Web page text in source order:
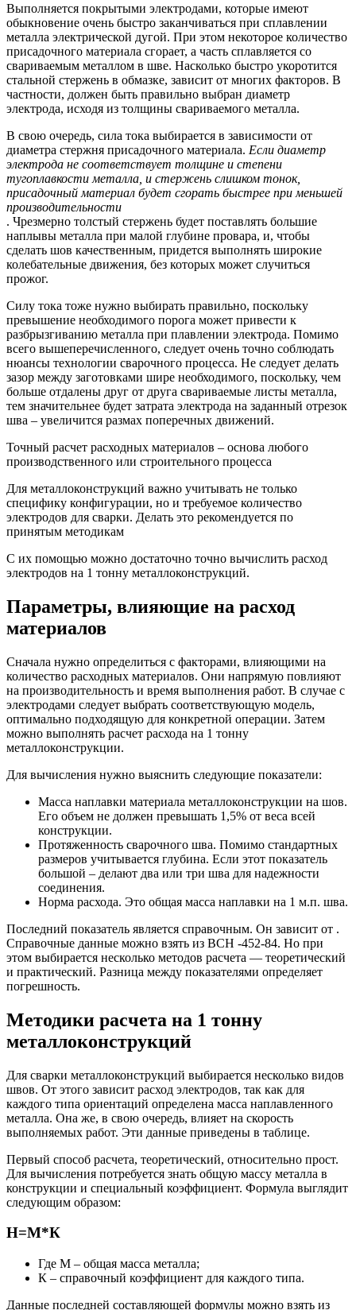
Выполняется покрытыми электродами, которые имеют
обыкновение очень быстро заканчиваться при сплавлении
металла электрической дугой. При этом некоторое количество
присадочного материала сгорает, а часть сплавляется со
свариваемым металлом в шве. Насколько быстро укоротится
стальной стержень в обмазке, зависит от многих факторов. В
частности, должен быть правильно выбран диаметр
электрода, исходя из толщины свариваемого металла.
В свою очередь, сила тока выбирается в зависимости от
диаметра стержня присадочного материала. Если диаметр
электрода не соответствует толщине и степени
тугоплавкости металла, и стержень слишком тонок,
присадочный материал будет сгорать быстрее при меньшей
производительности
. Чрезмерно толстый стержень будет поставлять большие
наплывы металла при малой глубине провара, и, чтобы
сделать шов качественным, придется выполнять широкие
колебательные движения, без которых может случиться
прожог.
Силу тока тоже нужно выбирать правильно, поскольку
превышение необходимого порога может привести к
разбрызгиванию металла при плавлении электрода. Помимо
всего вышеперечисленного, следует очень точно соблюдать
нюансы технологии сварочного процесса. Не следует делать
зазор между заготовками шире необходимого, поскольку, чем
больше отдалены друг от друга свариваемые листы металла,
тем значительнее будет затрата электрода на заданный отрезок
шва – увеличится размах поперечных движений.
Точный расчет расходных материалов – основа любого
производственного или строительного процесса
Для металлоконструкций важно учитывать не только
специфику конфигурации, но и требуемое количество
электродов для сварки. Делать это рекомендуется по
принятым методикам
С их помощью можно достаточно точно вычислить расход
электродов на 1 тонну металлоконструкций.
Параметры, влияющие на расход
материалов
Сначала нужно определиться с факторами, влияющими на
количество расходных материалов. Они напрямую повлияют
на производительность и время выполнения работ. В случае с
электродами следует выбрать соответствующую модель,
оптимально подходящую для конкретной операции. Затем
можно выполнять расчет расхода на 1 тонну
металлоконструкции.
Для вычисления нужно выяснить следующие показатели:
Масса наплавки материала металлоконструкции на шов.
Его объем не должен превышать 1,5% от веса всей
конструкции.
Протяженность сварочного шва. Помимо стандартных
размеров учитывается глубина. Если этот показатель
большой – делают два или три шва для надежности
соединения.
Норма расхода. Это общая масса наплавки на 1 м.п. шва.
Последний показатель является справочным. Он зависит от .
Справочные данные можно взять из ВСН -452-84. Но при
этом выбирается несколько методов расчета — теоретический
и практический. Разница между показателями определяет
погрешность.
Методики расчета на 1 тонну
металлоконструкций
Для сварки металлоконструкций выбирается несколько видов
швов. От этого зависит расход электродов, так как для
каждого типа ориентаций определена масса наплавленного
металла. Она же, в свою очередь, влияет на скорость
выполняемых работ. Эти данные приведены в таблице.
Первый способ расчета, теоретический, относительно прост.
Для вычисления потребуется знать общую массу металла в
конструкции и специальный коэффициент. Формула выглядит
следующим образом:
Н=М*К
Где М – общая масса металла;
К – справочный коэффициент для каждого типа.
Данные последней составляющей формулы можно взять из